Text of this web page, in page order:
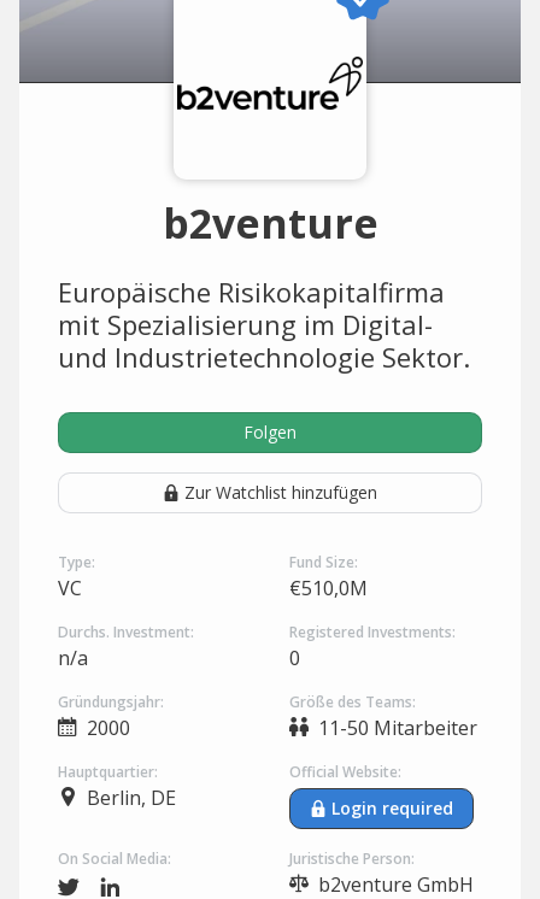
b2venture
Europäische Risikokapitalfirma
mit Spezialisierung im Digital-
und Industrietechnologie Sektor.
Folgen
Zur Watchlist hinzufügen
Type:
VC
Fund Size:
€510,0M
Durchs. Investment:
n/a
Registered Investments:
0
Gründungsjahr:
2000
Größe des Teams:
11-50 Mitarbeiter
Hauptquartier:
Berlin, DE
Official Website:
Login required
On Social Media: Juristische Person:
b2venture GmbH